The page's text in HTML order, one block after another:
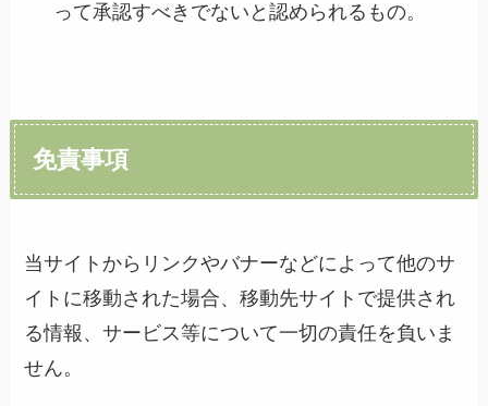
って承認すべきでないと認められるもの。
免責事項
当サイトからリンクやバナーなどによって他のサ
イトに移動された場合、移動先サイトで提供され
る情報、サービス等について一切の責任を負いま
せん。